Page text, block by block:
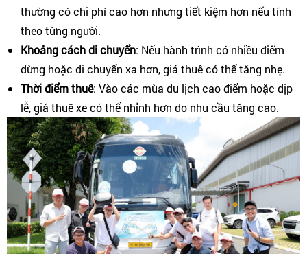
thường có chi phí cao hơn nhưng tiết kiệm hơn nếu tính
theo từng người.
Khoảng cách di chuyển: Nếu hành trình có nhiều điểm
dừng hoặc di chuyển xa hơn, giá thuê có thể tăng nhẹ.
Thời điểm thuê: Vào các mùa du lịch cao điểm hoặc dịp
lễ, giá thuê xe có thể nhỉnh hơn do nhu cầu tăng cao.